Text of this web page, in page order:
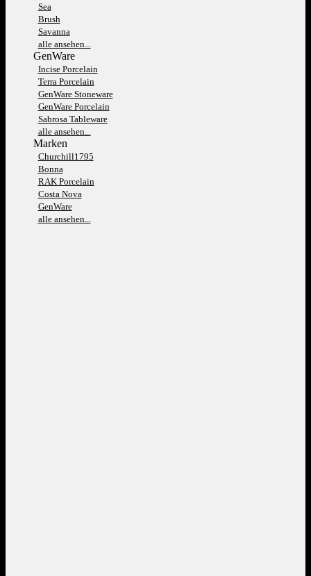
Sea
Brush
Savanna
alle ansehen...
GenWare
Incise Porcelain
Terra Porcelain
GenWare Stoneware
GenWare Porcelain
Sabrosa Tableware
alle ansehen...
Marken
Churchill1795
Bonna
RAK Porcelain
Costa Nova
GenWare
alle ansehen...